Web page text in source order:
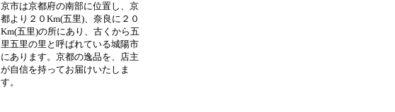
京市は京都府の南部に位置し、京
都より２０Km(五里)、奈良に２０
Km(五里)の所にあり、古くから五
里五里の里と呼ばれている城陽市
にあります。京都の逸品を、店主
が自信を持ってお届けいたしま
す。